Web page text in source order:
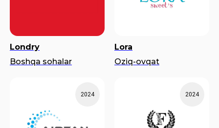
Londry
Boshqa sohalar
Lora
Oziq-ovqat
2024 2024